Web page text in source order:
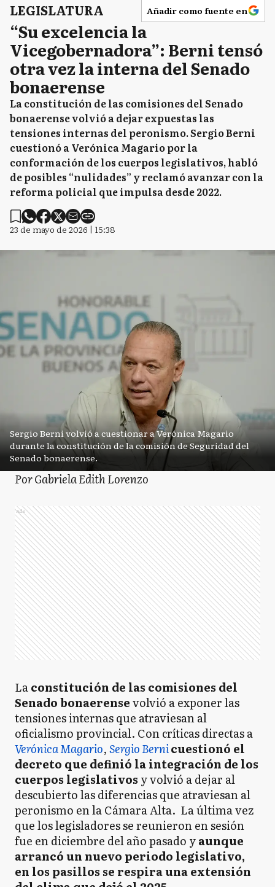
LEGISLATURA Añadir como fuente en
“Su excelencia la
Vicegobernadora”: Berni tensó
otra vez la interna del Senado
bonaerense
La constitución de las comisiones del Senado
bonaerense volvió a dejar expuestas las
tensiones internas del peronismo. Sergio Berni
cuestionó a Verónica Magario por la
conformación de los cuerpos legislativos, habló
de posibles “nulidades” y reclamó avanzar con la
reforma policial que impulsa desde 2022.
23 de mayo de 2026 | 15:38
Sergio Berni volvió a cuestionar a Verónica Magario
durante la constitución de la comisión de Seguridad del
Senado bonaerense.
Por Gabriela Edith Lorenzo
Ads
Laconstitución de las comisiones del
Senado bonaerensevolvió a exponer las
tensiones internas que atraviesan al
oficialismo provincial. Con críticas directas a
Verónica Magario,Sergio Bernicuestionó el
decreto que definió la integración de los
cuerpos legislativos y volvió a dejar al
descubierto las diferencias que atraviesan al
peronismo en la Cámara Alta. La última vez
que los legisladores se reunieron en sesión
fue en diciembre del año pasado yaunque
arrancó un nuevo periodo legislativo,
en los pasillos se respira una extensión